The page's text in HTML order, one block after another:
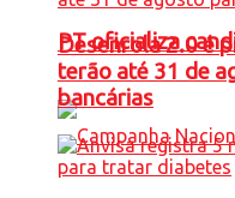
PT oficializa
Desenrola 2.0 é
terão até 31 de
bancárias